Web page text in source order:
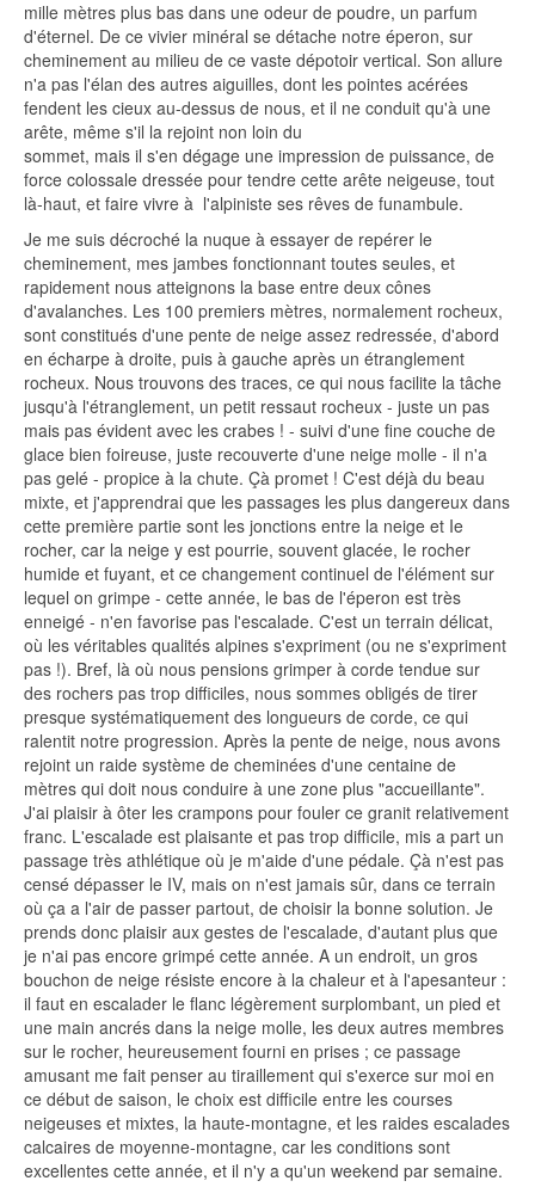
mille mètres plus bas dans une odeur de poudre, un parfum
d'éternel. De ce vivier minéral se détache notre éperon, sur
cheminement au milieu de ce vaste dépotoir vertical. Son allure
n'a pas l'élan des autres aiguilles, dont les pointes acérées
fendent les cieux au-dessus de nous, et il ne conduit qu'à une
arête, même s'il la rejoint non loin du
sommet, mais il s'en dégage une impression de puissance, de
force colossale dressée pour tendre cette arête neigeuse, tout
là-haut, et faire vivre à l'alpiniste ses rêves de funambule.
Je me suis décroché la nuque à essayer de repérer le
cheminement, mes jambes fonctionnant toutes seules, et
rapidement nous atteignons la base entre deux cônes
d'avalanches. Les 100 premiers mètres, normalement rocheux,
sont constitués d'une pente de neige assez redressée, d'abord
en écharpe à droite, puis à gauche après un étranglement
rocheux. Nous trouvons des traces, ce qui nous facilite la tâche
jusqu'à l'étranglement, un petit ressaut rocheux - juste un pas
mais pas évident avec les crabes ! - suivi d'une fine couche de
glace bien foireuse, juste recouverte d'une neige molle - il n'a
pas gelé - propice à la chute. Çà promet ! C'est déjà du beau
mixte, et j'apprendrai que les passages les plus dangereux dans
cette première partie sont les jonctions entre la neige et Ie
rocher, car la neige y est pourrie, souvent glacée, Ie rocher
humide et fuyant, et ce changement continuel de l'élément sur
lequel on grimpe - cette année, le bas de l'éperon est très
enneigé - n'en favorise pas l'escalade. C'est un terrain délicat,
où les véritables qualités alpines s'expriment (ou ne s'expriment
pas !). Bref, là où nous pensions grimper à corde tendue sur
des rochers pas trop difficiles, nous sommes obligés de tirer
presque systématiquement des longueurs de corde, ce qui
ralentit notre progression. Après la pente de neige, nous avons
rejoint un raide système de cheminées d'une centaine de
mètres qui doit nous conduire à une zone plus "accueillante".
J'ai plaisir à ôter les crampons pour fouler ce granit relativement
franc. L'escalade est plaisante et pas trop difficile, mis a part un
passage très athlétique où je m'aide d'une pédale. Çà n'est pas
censé dépasser le IV, mais on n'est jamais sûr, dans ce terrain
où ça a l'air de passer partout, de choisir la bonne solution. Je
prends donc plaisir aux gestes de l'escalade, d'autant plus que
je n'ai pas encore grimpé cette année. A un endroit, un gros
bouchon de neige résiste encore à la chaleur et à l'apesanteur :
il faut en escalader le flanc légèrement surplombant, un pied et
une main ancrés dans la neige molle, les deux autres membres
sur le rocher, heureusement fourni en prises ; ce passage
amusant me fait penser au tiraillement qui s'exerce sur moi en
ce début de saison, le choix est difficile entre les courses
neigeuses et mixtes, la haute-montagne, et les raides escalades
calcaires de moyenne-montagne, car les conditions sont
excellentes cette année, et il n'y a qu'un weekend par semaine.